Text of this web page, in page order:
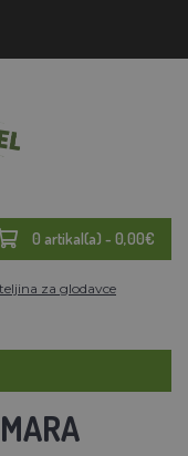
0 artikal(a) - 0,00€
za glodavce